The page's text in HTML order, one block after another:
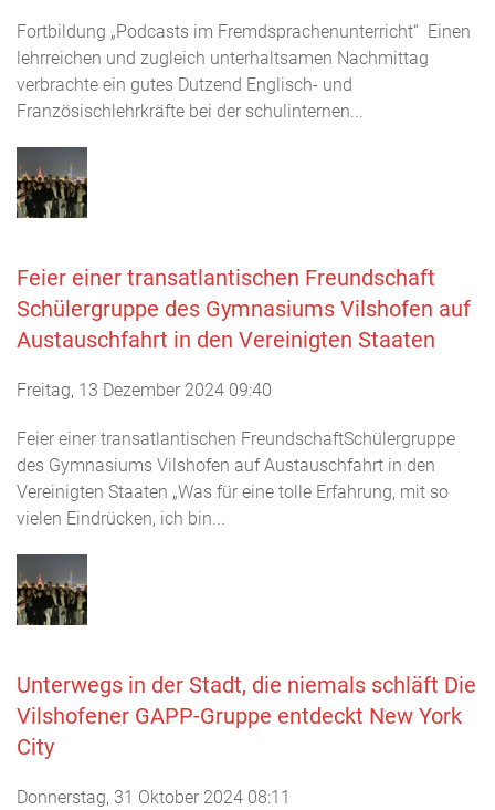
Fortbildung „Podcasts im Fremdsprachenunterricht“ Einen
lehrreichen und zugleich unterhaltsamen Nachmittag
verbrachte ein gutes Dutzend Englisch- und
Französischlehrkräfte bei der schulinternen...
Feier einer transatlantischen Freundschaft
Schülergruppe des Gymnasiums Vilshofen auf
Austauschfahrt in den Vereinigten Staaten
Freitag, 13 Dezember 2024 09:40
Feier einer transatlantischen FreundschaftSchülergruppe
des Gymnasiums Vilshofen auf Austauschfahrt in den
Vereinigten Staaten „Was für eine tolle Erfahrung, mit so
vielen Eindrücken, ich bin...
Unterwegs in der Stadt, die niemals schläft Die
Vilshofener GAPP-Gruppe entdeckt New York
City
Donnerstag, 31 Oktober 2024 08:11